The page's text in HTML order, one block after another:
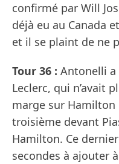
confirmé par Will
déjà eu au Canada
et il se plaint de ne
Tour 36 : Antonelli a
Leclerc, qui n’avait
marge sur Hamilton
troisième devant
Hamilton. Ce
secondes à ajouter